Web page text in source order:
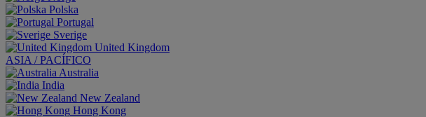
Polska
Portugal
Sverige
United Kingdom
ASIA / PACÍFICO
Australia
India
New Zealand
Hong Kong